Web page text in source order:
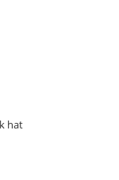
hat